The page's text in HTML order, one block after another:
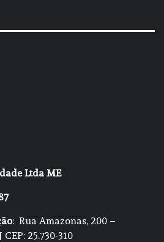
Ltda ME
: Rua Amazonas, 200 –
25.730-310